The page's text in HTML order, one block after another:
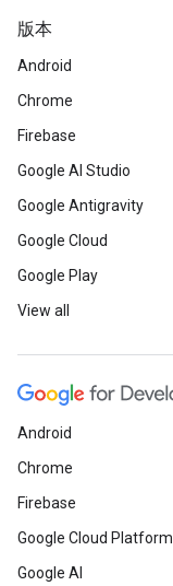
版本
Android
Chrome
Firebase
Google AI Studio
Google Antigravity
Google Cloud
Google Play
View all
Android
Chrome
Firebase
Google Cloud Platform
Google AI